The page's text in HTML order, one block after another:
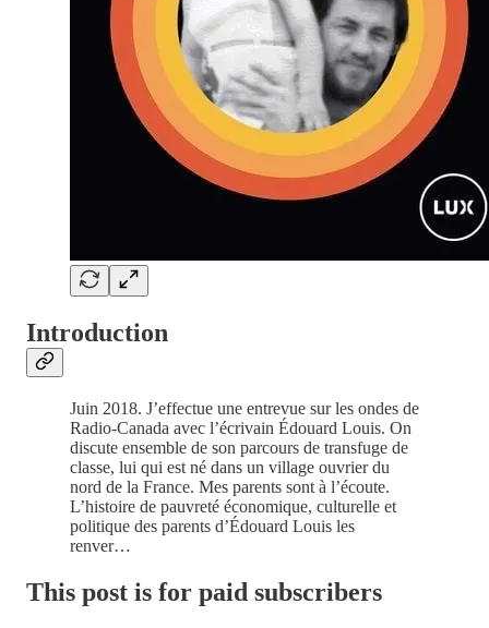
Introduction
Juin 2018. J’effectue une entrevue sur les ondes de
Radio-Canada avec l’écrivain Édouard Louis. On
discute ensemble de son parcours de transfuge de
classe, lui qui est né dans un village ouvrier du
nord de la France. Mes parents sont à l’écoute.
L’histoire de pauvreté économique, culturelle et
politique des parents d’Édouard Louis les
renver…
This post is for paid subscribers